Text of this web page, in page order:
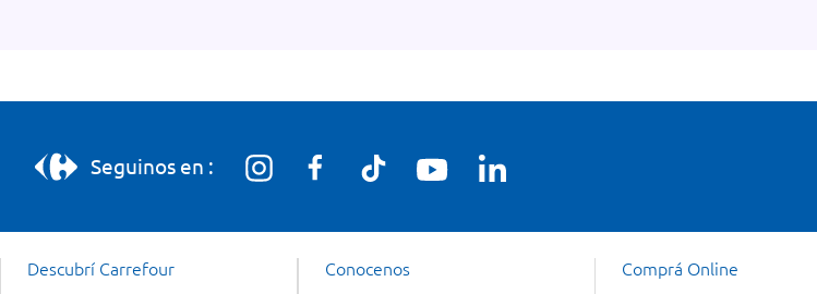
Seguinos en :
Descubrí Carrefour Conocenos Comprá Online